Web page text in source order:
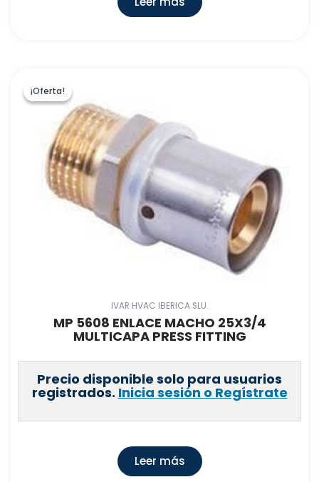
¡Oferta!
¡Oferta!
IVAR HVAC IBERICA SLU.
MP 5608 ENLACE MACHO 25X3/4
MULTICAPA PRESS FITTING
Precio disponible solo para usuarios
registrados. Inicia sesión o Regístrate
Leer más